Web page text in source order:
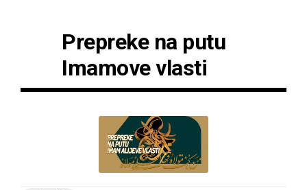
Prepreke na putu
Imamove vlasti